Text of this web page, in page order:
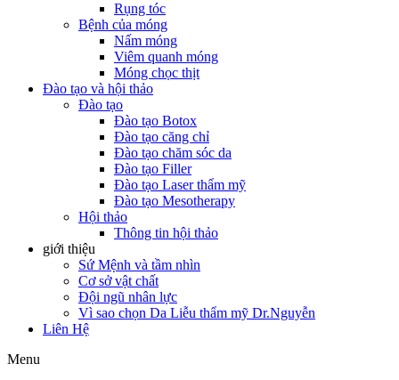
Rụng tóc
Bệnh của móng
Nấm móng
Viêm quanh móng
Móng chọc thịt
Đào tạo và hội thảo
Đào tạo
Đào tạo Botox
Đào tạo căng chỉ
Đào tạo chăm sóc da
Đào tạo Filler
Đào tạo Laser thẩm mỹ
Đào tạo Mesotherapy
Hội thảo
Thông tin hội thảo
giới thiệu
Sứ Mệnh và tầm nhìn
Cơ sở vật chất
Đội ngũ nhân lực
Vì sao chọn Da Liễu thẩm mỹ Dr.Nguyễn
Liên Hệ
Menu